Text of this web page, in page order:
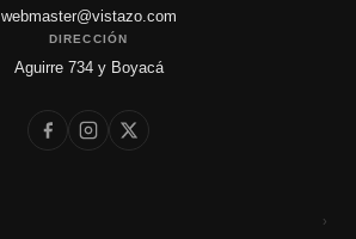
webmaster@vistazo.com
DIRECCIÓN
Aguirre 734 y Boyacá
›